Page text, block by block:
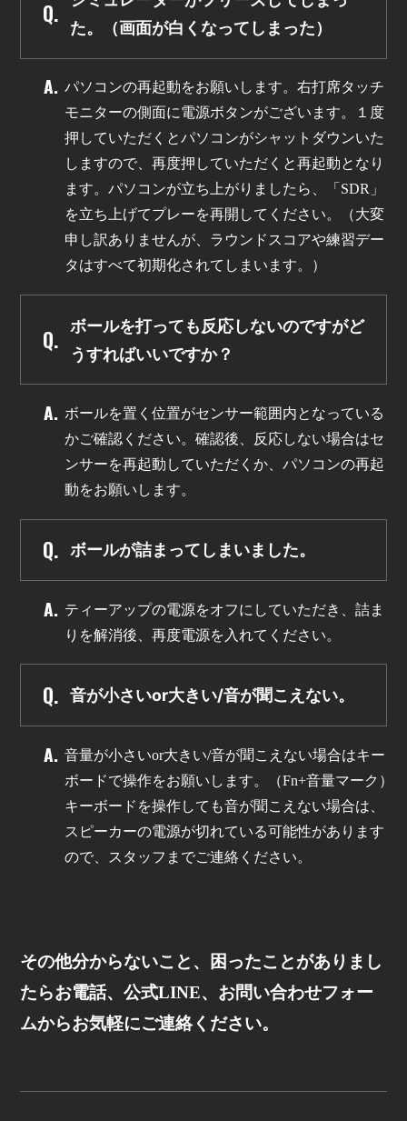
た。（画面が白くなってしまった）
パソコンの再起動をお願いします。右打席タッチ
モニターの側面に電源ボタンがございます。１度
押していただくとパソコンがシャットダウンいた
しますので、再度押していただくと再起動となり
ます。パソコンが立ち上がりましたら、「SDR」
を立ち上げてプレーを再開してください。（大変
申し訳ありませんが、ラウンドスコアや練習デー
タはすべて初期化されてしまいます。）
ボールを打っても反応しないのですがど
うすればいいですか？
ボールを置く位置がセンサー範囲内となっている
かご確認ください。確認後、反応しない場合はセ
ンサーを再起動していただくか、パソコンの再起
動をお願いします。
ボールが詰まってしまいました。
ティーアップの電源をオフにしていただき、詰ま
りを解消後、再度電源を入れてください。
音が小さいor大きい/音が聞こえない。
音量が小さいor大きい/音が聞こえない場合はキー
ボードで操作をお願いします。（Fn+音量マーク）
キーボードを操作しても音が聞こえない場合は、
スピーカーの電源が切れている可能性があります
ので、スタッフまでご連絡ください。
その他分からないこと、困ったことがありまし
たらお電話、公式LINE、お問い合わせフォー
ムからお気軽にご連絡ください。